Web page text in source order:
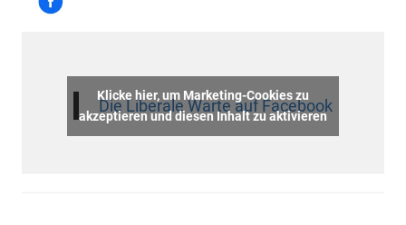
Die Liberale Warte auf Facebook
Klicke hier, um Marketing-Cookies zu
akzeptieren und diesen Inhalt zu aktivieren